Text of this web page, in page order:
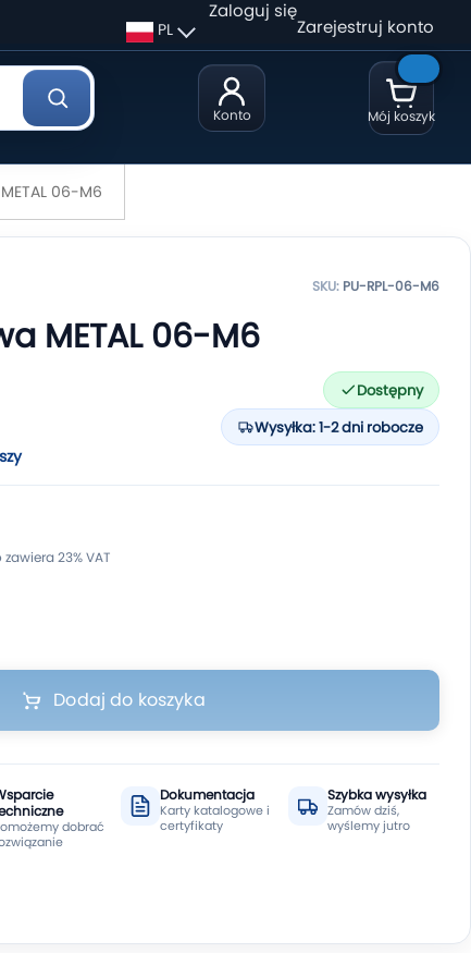
Konto
PL
Zaloguj się
Zarejestruj konto
Mój koszyk
06-M6
SKU: PU-RPL-06-M6
METAL 06-M6
Dostępny
Wysyłka: 1-2 dni robocze
Dodaj do koszyka
dobrać
Dokumentacja
Karty katalogowe i
certyfikaty
Szybka wysyłka
Zamów dziś,
wyślemy jutro